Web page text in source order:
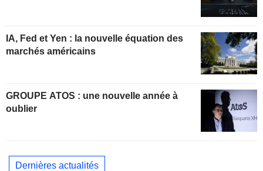
IA, Fed et Yen : la nouvelle équation des
marchés américains
GROUPE ATOS : une nouvelle année à
oublier
Dernières actualités